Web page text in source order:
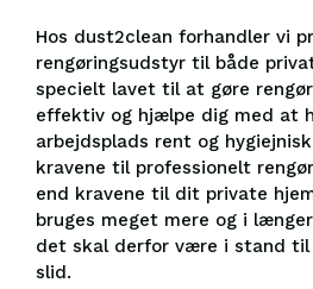
Hos dust2clean forhandler vi
rengøringsudstyr til både
specielt lavet til at gøre
effektiv og hjælpe dig med at
arbejdsplads rent og
kravene til professionelt
end kravene til dit private
bruges meget mere og i
det skal derfor være i stand
slid.